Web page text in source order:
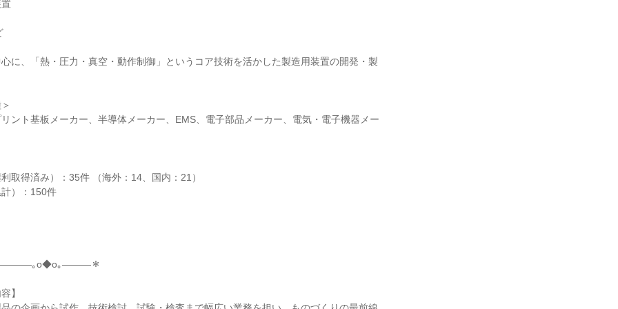
に、「熱・圧力・真空・動作制御」というコア技術を活かした製造用装置の開発・製
ント基板メーカー、半導体メーカー、EMS、電子部品メーカー、電気・電子機器メー
取得済み）：35件 （海外：14、国内：21）
）：150件
｡o◆o｡―――＊
】